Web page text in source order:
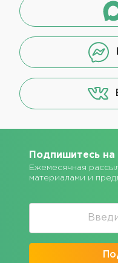
Подпишитесь
Ежемесячная
материалами и